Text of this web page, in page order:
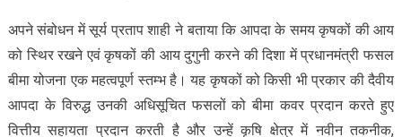
अपने संबोधन में सूर्य प्रताप शाही ने बताया कि आपदा के समय कृषकों की आय
को स्थिर रखने एवं कृषकों की आय दुगुनी करने की दिशा में प्रधानमंत्री फसल
बीमा योजना एक महत्वपूर्ण स्तम्भ है। यह कृषकों को किसी भी प्रकार की दैवीय
आपदा के विरुद्ध उनकी अधिसूचित फसलों को बीमा कवर प्रदान करते हुए
वित्तीय सहायता प्रदान करती है और उन्हें कृषि क्षेत्र में नवीन तकनीक,